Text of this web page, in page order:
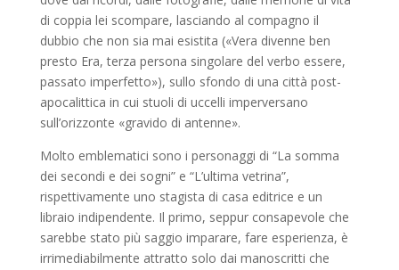
di coppia lei scompare, lasciando al compagno il
dubbio che non sia mai esistita («Vera divenne ben
presto Era, terza persona singolare del verbo essere,
passato imperfetto»), sullo sfondo di una città post-
apocalittica in cui stuoli di uccelli imperversano
sull’orizzonte «gravido di antenne».
Molto emblematici sono i personaggi di “La somma
dei secondi e dei sogni” e “L’ultima vetrina”,
rispettivamente uno stagista di casa editrice e un
libraio indipendente. Il primo, seppur consapevole che
sarebbe stato più saggio imparare, fare esperienza, è
irrimediabilmente attratto solo dai manoscritti che